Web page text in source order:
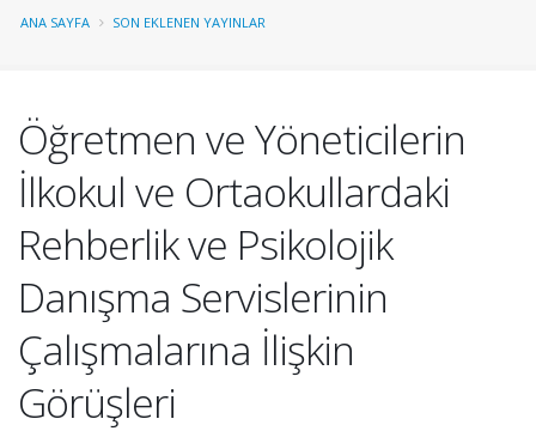
ANA SAYFA SON EKLENEN YAYINLAR
Öğretmen ve Yöneticilerin
İlkokul ve Ortaokullardaki
Rehberlik ve Psikolojik
Danışma Servislerinin
Çalışmalarına İlişkin
Görüşleri